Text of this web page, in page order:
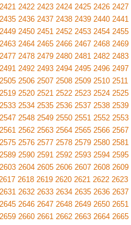
2421 2422 2423 2424 2425 2426 2427
2435 2436 2437 2438 2439 2440 2441
2449 2450 2451 2452 2453 2454 2455
2463 2464 2465 2466 2467 2468 2469
2477 2478 2479 2480 2481 2482 2483
2491 2492 2493 2494 2495 2496 2497
2505 2506 2507 2508 2509 2510 2511
2519 2520 2521 2522 2523 2524 2525
2533 2534 2535 2536 2537 2538 2539
2547 2548 2549 2550 2551 2552 2553
2561 2562 2563 2564 2565 2566 2567
2575 2576 2577 2578 2579 2580 2581
2589 2590 2591 2592 2593 2594 2595
2603 2604 2605 2606 2607 2608 2609
2618 2619 2620 2621 2622 2623
2631 2632 2633 2634 2635 2636 2637
2645 2646 2647 2648 2649 2650 2651
2659 2660 2661 2662 2663 2664 2665